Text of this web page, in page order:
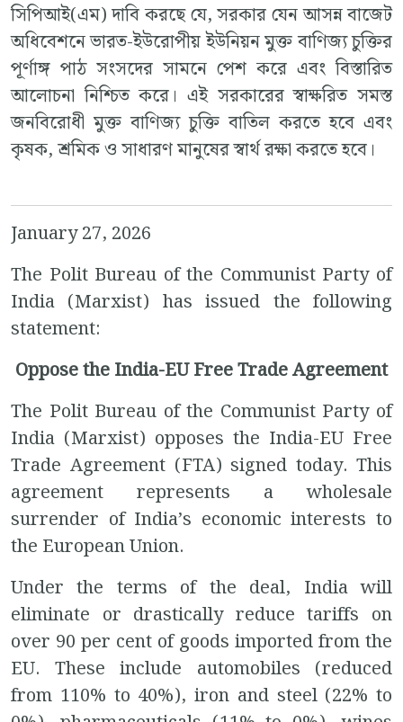
সিপিআই(এম) দাবি করছে যে, সরকার যেন আসন্ন বাজেট
অধিবেশনে ভারত-ইউরোপীয় ইউনিয়ন মুক্ত বাণিজ্য চুক্তির
পূর্ণাঙ্গ পাঠ সংসদের সামনে পেশ করে এবং বিস্তারিত
আলোচনা নিশ্চিত করে। এই সরকারের স্বাক্ষরিত সমস্ত
জনবিরোধী মুক্ত বাণিজ্য চুক্তি বাতিল করতে হবে এবং
কৃষক, শ্রমিক ও সাধারণ মানুষের স্বার্থ রক্ষা করতে হবে।
January 27, 2026
The Polit Bureau of the Communist Party of
India (Marxist) has issued the following
statement:
Oppose the India-EU Free Trade Agreement
The Polit Bureau of the Communist Party of
India (Marxist) opposes the India-EU Free
Trade Agreement (FTA) signed today. This
agreement represents a wholesale
surrender of India’s economic interests to
the European Union.
Under the terms of the deal, India will
eliminate or drastically reduce tariffs on
over 90 per cent of goods imported from the
EU. These include automobiles (reduced
from 110% to 40%), iron and steel (22% to